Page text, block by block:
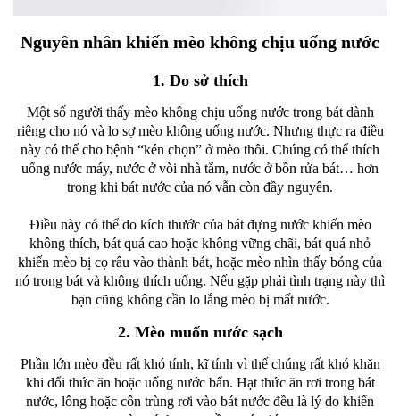
Nguyên nhân khiến mèo không chịu uống nước
1. Do sở thích
Một số người thấy mèo không chịu uống nước trong bát dành
riêng cho nó và lo sợ mèo không uống nước. Nhưng thực ra điều
này có thể cho bệnh “kén chọn” ở mèo thôi. Chúng có thể thích
uống nước máy, nước ở vòi nhà tắm, nước ở bồn rửa bát… hơn
trong khi bát nước của nó vẫn còn đầy nguyên.
Điều này có thể do kích thước của bát đựng nước khiến mèo
không thích, bát quá cao hoặc không vững chãi, bát quá nhỏ
khiến mèo bị cọ râu vào thành bát, hoặc mèo nhìn thấy bóng của
nó trong bát và không thích uống. Nếu gặp phải tình trạng này thì
bạn cũng không cần lo lắng mèo bị mất nước.
2. Mèo muốn nước sạch
Phần lớn mèo đều rất khó tính, kĩ tính vì thế chúng rất khó khăn
khi đổi thức ăn hoặc uống nước bẩn. Hạt thức ăn rơi trong bát
nước, lông hoặc côn trùng rơi vào bát nước đều là lý do khiến